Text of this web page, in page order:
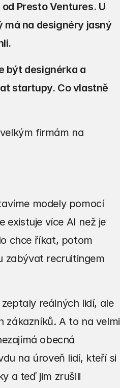
Presto Ventures. U
má na designéry jasný
být designérka a
startupy. Co vlastně
firmám na
modely pomocí
existuje více AI než je
chce říkat, potom
zabývat recruitingem
reálných lidí, ale
zákazníků. A to na velmi
obecná
na úroveň lidí, kteří si
a teď jim zrušili